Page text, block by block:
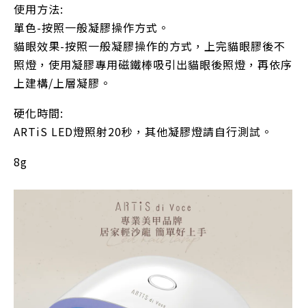
使用方法:
單色-按照一般凝膠操作方式。
貓眼效果-按照一般凝膠操作的方式，上完貓眼膠後不
照燈，使用凝膠專用磁鐵棒吸引出貓眼後照燈，再依序
上建構/上層凝膠。
硬化時間:
ARTiS LED燈照射20秒，其他凝膠燈請自行測試。
8g